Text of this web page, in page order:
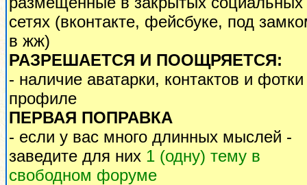
сетях (вконтакте, фейсбуке, под
в жж)
РАЗРЕШАЕТСЯ И ПООЩРЯЕТСЯ:
- наличие аватарки, контактов и
профиле
ПЕРВАЯ ПОПРАВКА
- если у вас много длинных мыслей -
заведите для них 1 (одну) тему в
свободном форуме